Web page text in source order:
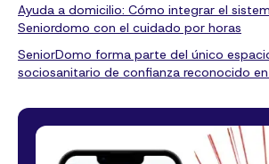
Ayuda a domicilio: Cómo integrar el
Seniordomo con el cuidado por horas
SeniorDomo forma parte del único
sociosanitario de confianza reconocido en